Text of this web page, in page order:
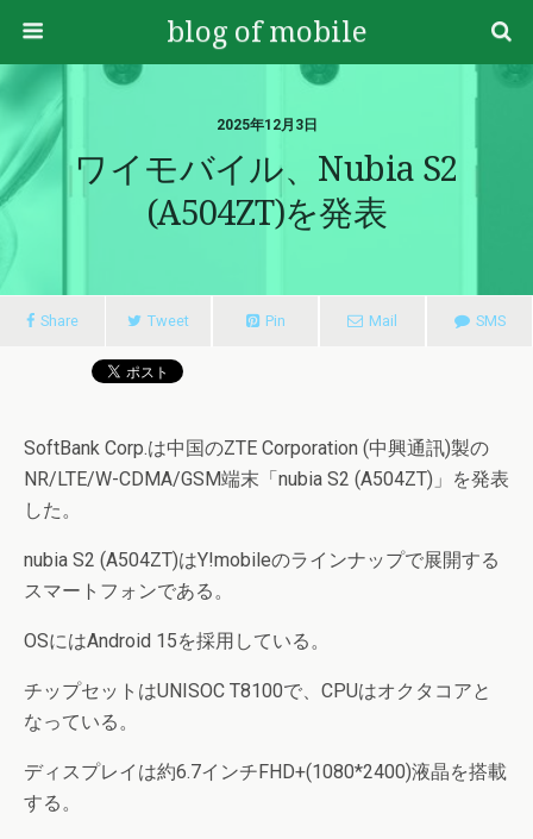
blog of mobile
2025年12月3日
ワイモバイル、nubia S2
(A504ZT)を発表
Share Tweet Pin Mail SMS
SoftBank Corp.は中国のZTE Corporation (中興通訊)製の
NR/LTE/W-CDMA/GSM端末「nubia S2 (A504ZT)」を発表
した。
nubia S2 (A504ZT)はY!mobileのラインナップで展開する
スマートフォンである。
OSにはAndroid 15を採用している。
チップセットはUNISOC T8100で、CPUはオクタコアと
なっている。
ディスプレイは約6.7インチFHD+(1080*2400)液晶を搭載
する。